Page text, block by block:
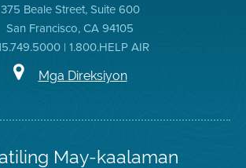
375 Beale Street, Suite 600
San Francisco, CA 94105
| 1.800.HELP AIR
Mga Direksiyon
May-kaalaman